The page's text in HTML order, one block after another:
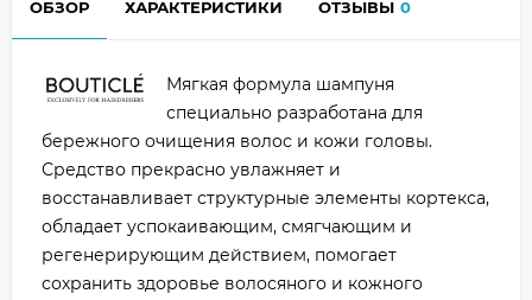
ОБЗОР ХАРАКТЕРИСТИКИ ОТЗЫВЫ 0
Мягкая формула шампуня
специально разработана для
бережного очищения волос и кожи головы.
Средство прекрасно увлажняет и
восстанавливает структурные элементы кортекса,
обладает успокаивающим, смягчающим и
регенерирующим действием, помогает
сохранить здоровье волосяного и кожного